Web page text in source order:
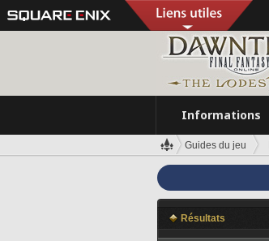
Informations
Guides du jeu
Résultats